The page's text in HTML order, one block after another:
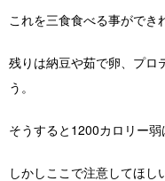
これを三食食べる事ができ
残りは納豆や茹で卵、プロ
う。
そうすると1200カロリー弱
しかしここで注意してほし